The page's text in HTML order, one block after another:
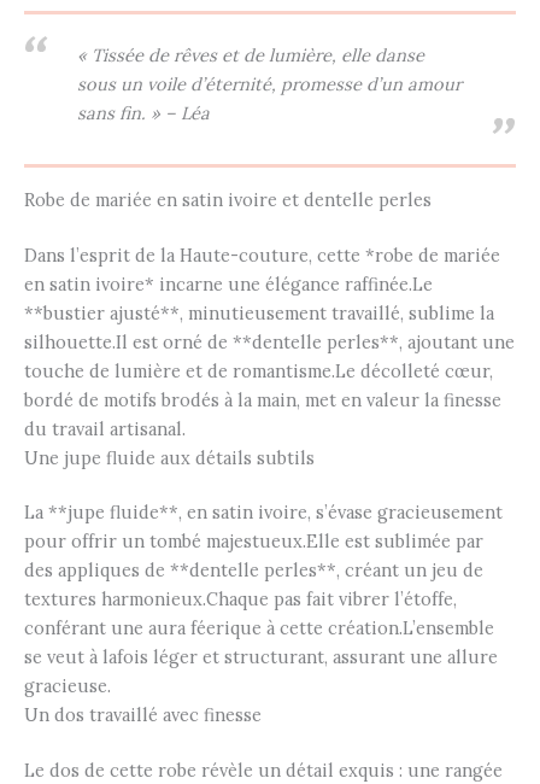
« Tissée de rêves et de lumière, elle danse
sous un voile d’éternité, promesse d’un amour
sans fin. » – Léa
Robe de mariée en satin ivoire et dentelle perles
Dans l’esprit de la Haute-couture, cette *robe de mariée
en satin ivoire* incarne une élégance raffinée.Le
**bustier ajusté**, minutieusement travaillé, sublime la
silhouette.Il est orné de **dentelle perles**, ajoutant une
touche de lumière et de romantisme.Le décolleté cœur,
bordé de motifs brodés à la main, met en valeur la finesse
du travail artisanal.
Une jupe fluide aux détails subtils
La **jupe fluide**, en satin ivoire, s’évase gracieusement
pour offrir un tombé majestueux.Elle est sublimée par
des appliques de **dentelle perles**, créant un jeu de
textures harmonieux.Chaque pas fait vibrer l’étoffe,
conférant une aura féerique à cette création.L’ensemble
se veut à lafois léger et structurant, assurant une allure
gracieuse.
Un dos travaillé avec finesse
Le dos de cette robe révèle un détail exquis : une rangée